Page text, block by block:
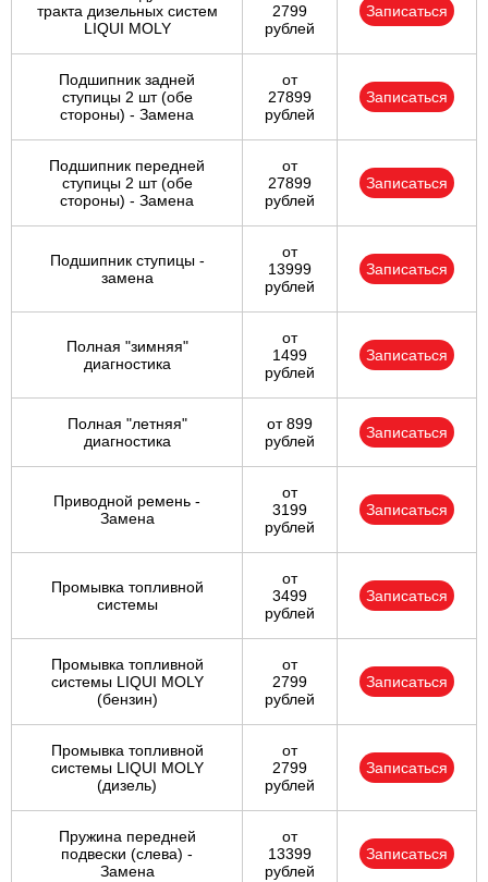
тракта дизельных систем
LIQUI MOLY
2799
рублей
Записаться
Подшипник задней
ступицы 2 шт (обе
стороны) - Замена
от
27899
рублей
Записаться
Подшипник передней
ступицы 2 шт (обе
стороны) - Замена
от
27899
рублей
Записаться
Подшипник ступицы -
замена
от
13999
рублей
Записаться
Полная "зимняя"
диагностика
от
1499
рублей
Записаться
Полная "летняя"
диагностика
от 899
рублей
Записаться
Приводной ремень -
Замена
от
3199
рублей
Записаться
Промывка топливной
системы
от
3499
рублей
Записаться
Промывка топливной
системы LIQUI MOLY
(бензин)
от
2799
рублей
Записаться
Промывка топливной
системы LIQUI MOLY
(дизель)
от
2799
рублей
Записаться
Пружина передней
подвески (слева) -
Замена
от
13399
рублей
Записаться